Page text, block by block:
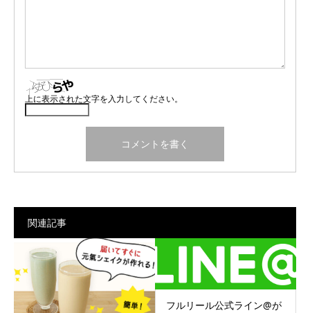
上に表示された文字を入力してください。
関連記事
フルリール公式ライン@が